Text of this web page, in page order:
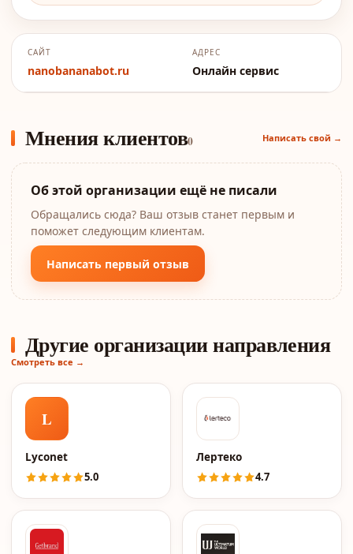
САЙТ
nanobananabot.ru
АДРЕС
Онлайн сервис
Мнения клиентов0 Написать свой →
Об этой организации ещё не писали
Обращались сюда? Ваш отзыв станет первым и
поможет следующим клиентам.
Написать первый отзыв
Другие организации направления
Смотреть все →
L
Lyconet
5.0
Лертеко
4.7